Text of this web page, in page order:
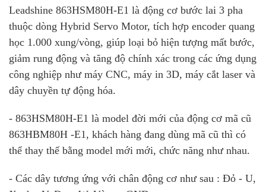
Leadshine 863HSM80H-E1 là động cơ bước lai 3 pha
thuộc dòng Hybrid Servo Motor, tích hợp encoder quang
học 1.000 xung/vòng, giúp loại bỏ hiện tượng mất bước,
giảm rung động và tăng độ chính xác trong các ứng dụng
công nghiệp như máy CNC, máy in 3D, máy cắt laser và
dây chuyền tự động hóa.
- 863HSM80H-E1 là model đời mới của động cơ mã cũ
863HBM80H -E1, khách hàng đang dùng mã cũ thì có
thể thay thế bằng model mới mới, chức năng như nhau.
- Các dây tương ứng với chân động cơ như sau : Đỏ - U,